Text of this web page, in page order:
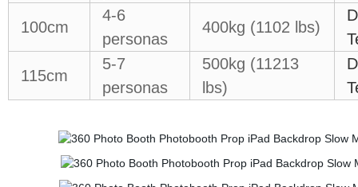
100cm
4-6
personas
400kg (1102 lbs)
115cm
5-7
personas
500kg (11213
lbs)